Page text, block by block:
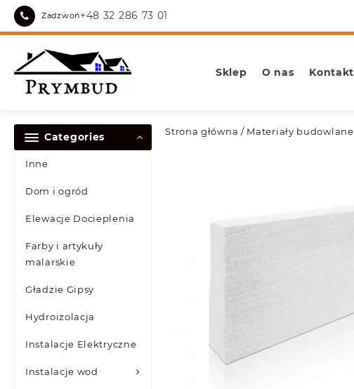
Skip
content
Zadzwoń+48 32 286 73 01
Sklep O nas Kontakt
Categories
Inne
Dom i ogród
Elewacje Docieplenia
Farby i artykuły
malarskie
Gładzie Gipsy
Hydroizolacja
Instalacje Elektryczne
Instalacje wod
Strona główna / Materiały budowlane